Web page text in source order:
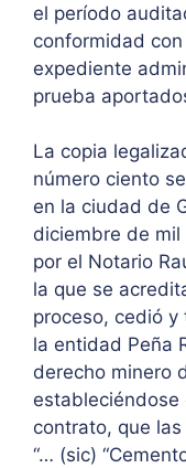
el período
conformidad
expediente
prueba
La copia
número ciento
en la ciudad de
diciembre de
por el Notario
la que se
proceso, cedió y
la entidad Peña
derecho minero
contrato, que
“… (sic)